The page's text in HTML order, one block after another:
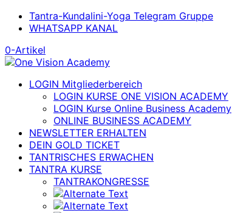
Tantra-Kundalini-Yoga Telegram Gruppe
WHATSAPP KANAL
0-Artikel
LOGIN Mitgliederbereich
LOGIN KURSE ONE VISION ACADEMY
LOGIN Kurse Online Business Academy
ONLINE BUSINESS ACADEMY
NEWSLETTER ERHALTEN
DEIN GOLD TICKET
TANTRISCHES ERWACHEN
TANTRA KURSE
TANTRAKONGRESSE